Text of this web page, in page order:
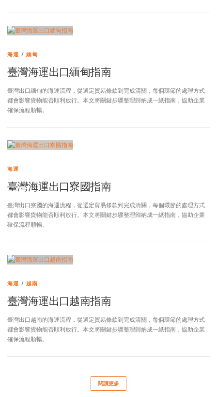
海運 /緬甸
臺灣海運出口緬甸指南
臺灣出口緬甸的海運流程，從選定貿易條款到完成清關，每個環節的處理方式
都會影響貨物能否順利放行。本文將關鍵步驟整理歸納成一紙指南，協助企業
確保流程順暢。
海運
臺灣海運出口寮國指南
臺灣出口寮國的海運流程，從選定貿易條款到完成清關，每個環節的處理方式
都會影響貨物能否順利放行。本文將關鍵步驟整理歸納成一紙指南，協助企業
確保流程順暢。
海運 /越南
臺灣海運出口越南指南
臺灣出口越南的海運流程，從選定貿易條款到完成清關，每個環節的處理方式
都會影響貨物能否順利放行。本文將關鍵步驟整理歸納成一紙指南，協助企業
確保流程順暢。
閱讀更多